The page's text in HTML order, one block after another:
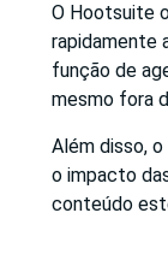
O Hootsuite
rapidamente
função de
mesmo fora
Além disso,
o impacto
conteúdo